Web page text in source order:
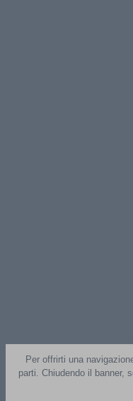
Per offrirti una
parti. Chiudendo il banner,